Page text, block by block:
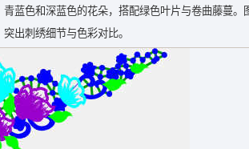
蓝色和深蓝色的花朵，搭配绿色叶片与卷曲藤蔓。
出刺绣细节与色彩对比。